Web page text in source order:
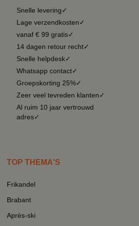
Snelle levering✓
Lage verzendkosten✓
vanaf € 99 gratis✓
14 dagen retour recht✓
Snelle helpdesk✓
Whatsapp contact✓
Groepskorting 25%✓
Zeer veel tevreden klanten✓
Al ruim 10 jaar vertrouwd
adres✓
TOP THEMA'S
Frikandel
Brabant
Après-ski